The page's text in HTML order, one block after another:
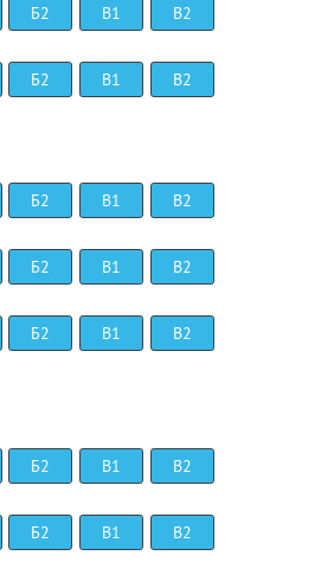
Б2 В1 В2
Б2 В1 В2
Б2 В1 В2
Б2 В1 В2
Б2 В1 В2
Б2 В1 В2
Б2 В1 В2